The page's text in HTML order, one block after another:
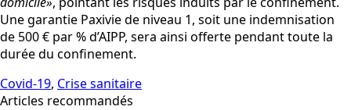
Une garantie Paxivie de niveau 1, soit une indemnisation
de 500 € par % d’AIPP, sera ainsi offerte pendant toute la
durée du confinement.
Covid-19, Crise sanitaire
Articles recommandés